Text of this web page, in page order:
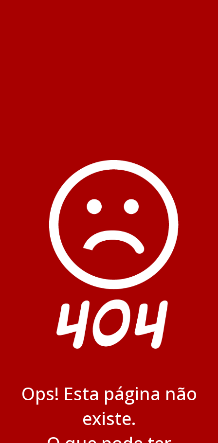
Ops! Esta página não
existe.